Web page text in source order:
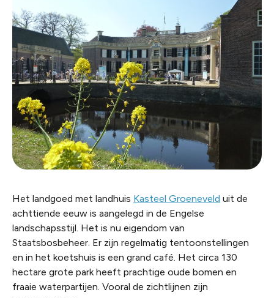
Het landgoed met landhuis Kasteel Groeneveld uit de
achttiende eeuw is aangelegd in de Engelse
landschapsstijl. Het is nu eigendom van
Staatsbosbeheer. Er zijn regelmatig tentoonstellingen
en in het koetshuis is een grand café. Het circa 130
hectare grote park heeft prachtige oude bomen en
fraaie waterpartijen. Vooral de zichtlijnen zijn